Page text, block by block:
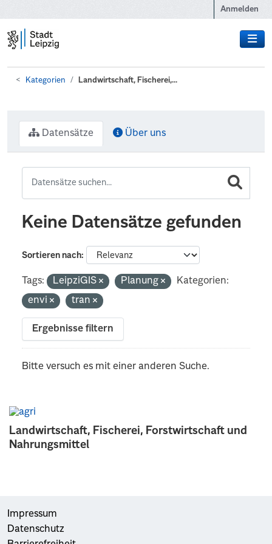
Anmelden
Kategorien Landwirtschaft, Fischerei,...
Landwirtschaft, Fischerei, Forstwirtschaft und
Nahrungsmittel
Datensätze Über uns
Keine Datensätze gefunden
Sortieren nach
Tags: LeipziGIS Planung
Kategorien:
envi
tran
Ergebnisse filtern
Bitte versuch es mit einer anderen Suche.
Impressum
Datenschutz